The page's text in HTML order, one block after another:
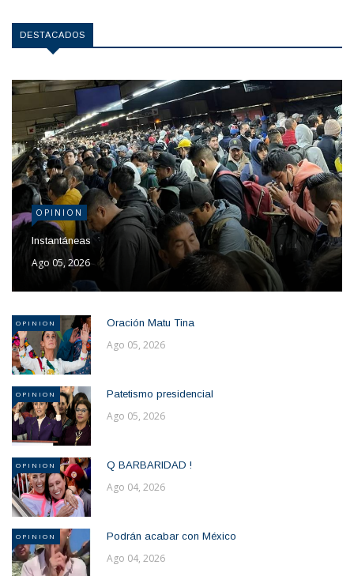
DESTACADOS
OPINION
Instantáneas
Ago 05, 2026
OPINION Oración Matu Tina
Ago 05, 2026
OPINION Patetismo presidencial
Ago 05, 2026
OPINION Q BARBARIDAD !
Ago 04, 2026
OPINION Podrán acabar con México
Ago 04, 2026